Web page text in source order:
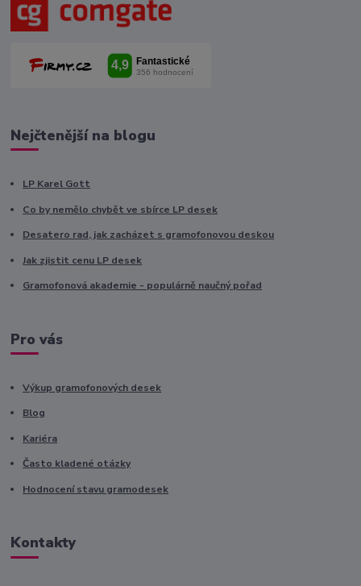
Nejčtenější na blogu
LP Karel Gott
Co by nemělo chybět ve sbírce LP desek
Desatero rad, jak zacházet s gramofonovou deskou
Jak zjistit cenu LP desek
Gramofonová akademie - populárně naučný pořad
Pro vás
Výkup gramofonových desek
Blog
Kariéra
Často kladené otázky
Hodnocení stavu gramodesek
Kontakty